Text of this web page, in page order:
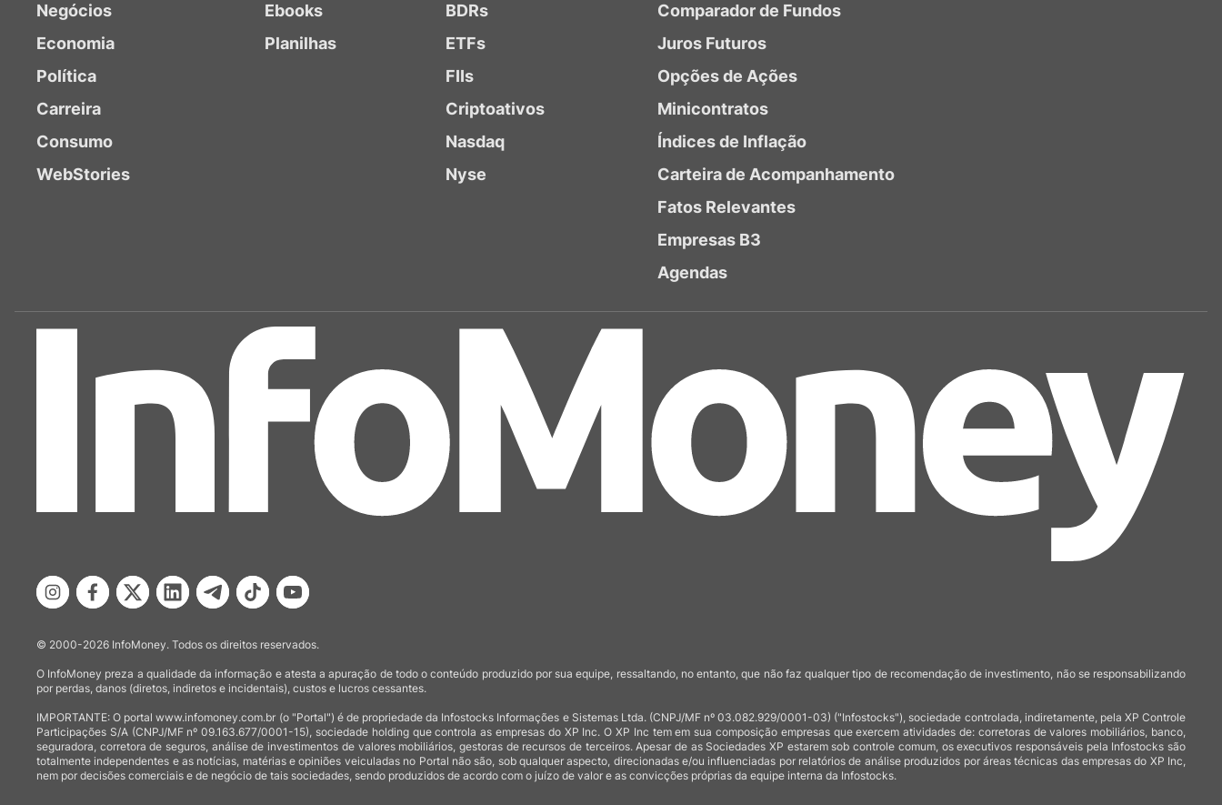
Negócios
Economia
Política
Carreira
Consumo
WebStories
Ebooks
Planilhas
BDRs
ETFs
FIIs
Criptoativos
Nasdaq
Nyse
Comparador de Fundos
Juros Futuros
Opções de Ações
Minicontratos
Índices de Inflação
Carteira de Acompanhamento
Fatos Relevantes
Empresas B3
Agendas
© 2000-2026 InfoMoney. Todos os direitos reservados.
O InfoMoney preza a qualidade da informação e atesta a apuração de todo o conteúdo produzido por sua equipe, ressaltando, no entanto, que não faz qualquer tipo de recomendação de investimento, não se responsabilizando
por perdas, danos (diretos, indiretos e incidentais), custos e lucros cessantes.
IMPORTANTE: O portal www.infomoney.com.br (o "Portal") é de propriedade da Infostocks Informações e Sistemas Ltda. (CNPJ/MF nº 03.082.929/0001-03) ("Infostocks"), sociedade controlada, indiretamente, pela XP Controle
Participações S/A (CNPJ/MF nº 09.163.677/0001-15), sociedade holding que controla as empresas do XP Inc. O XP Inc tem em sua composição empresas que exercem atividades de: corretoras de valores mobiliários, banco,
seguradora, corretora de seguros, análise de investimentos de valores mobiliários, gestoras de recursos de terceiros. Apesar de as Sociedades XP estarem sob controle comum, os executivos responsáveis pela Infostocks são
totalmente independentes e as notícias, matérias e opiniões veiculadas no Portal não são, sob qualquer aspecto, direcionadas e/ou influenciadas por relatórios de análise produzidos por áreas técnicas das empresas do XP Inc,
nem por decisões comerciais e de negócio de tais sociedades, sendo produzidos de acordo com o juízo de valor e as convicções próprias da equipe interna da Infostocks.